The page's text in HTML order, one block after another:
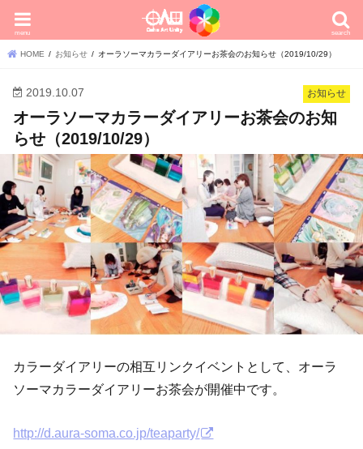
search
menu
HOME お知らせ オーラソーマカラーダイアリーお茶会のお知らせ（2019/10/29）
お知らせ
2019.10.07
オーラソーマカラーダイアリーお茶会のお知
らせ（2019/10/29）
カラーダイアリーの相互リンクイベントとして、オーラ
ソーマカラーダイアリーお茶会が開催中です。
http://d.aura-soma.co.jp/teaparty/